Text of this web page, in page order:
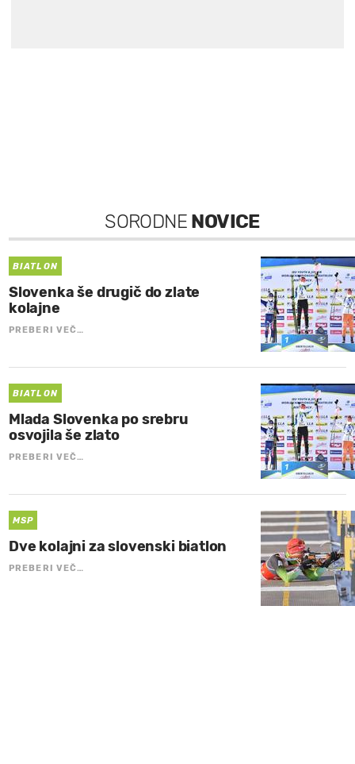
SORODNE NOVICE
BIATLON
Slovenka še drugič do zlate
kolajne
PREBERI VEČ…
BIATLON
Mlada Slovenka po srebru
osvojila še zlato
PREBERI VEČ…
MSP
Dve kolajni za slovenski biatlon
PREBERI VEČ…